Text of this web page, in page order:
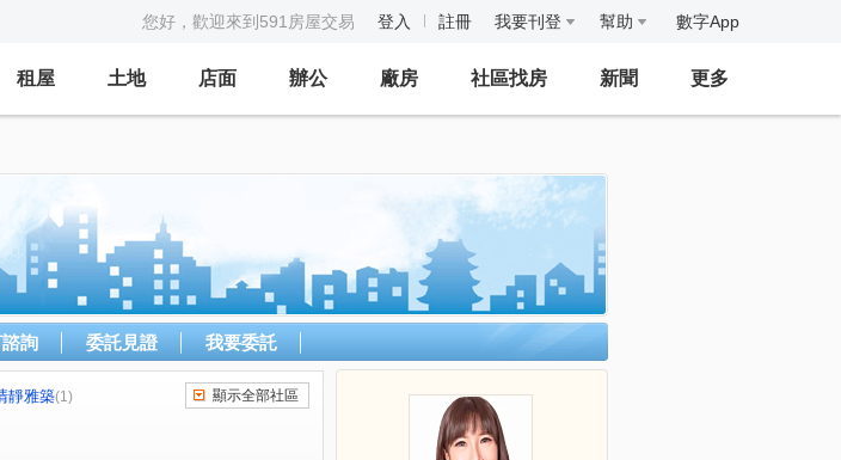
您好，歡迎來到591房屋交易 登入 註冊 我要刊登 幫助 數字App
租屋 土地 店面 辦公 廠房 社區找房 新聞 更多
詢 委託見證 我要委託
靜雅築(1) 顯示全部社區